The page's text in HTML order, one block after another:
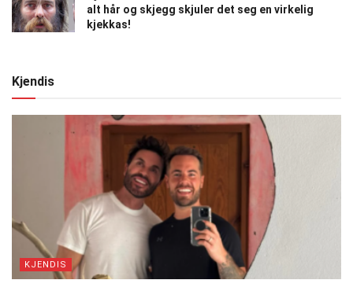
alt hår og skjegg skjuler det seg en virkelig
kjekkas!
Kjendis
KJENDIS